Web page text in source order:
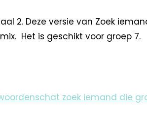
2. Deze versie van Zoek
Het is geschikt voor groep 7.
zoek iemand die